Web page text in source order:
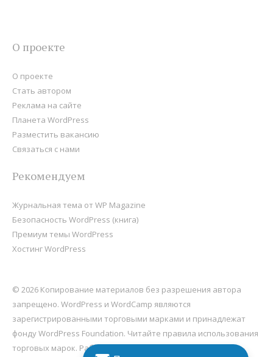
О проекте
О проекте
Стать автором
Реклама на сайте
Планета WordPress
Разместить вакансию
Связаться с нами
Рекомендуем
Журнальная тема от WP Magazine
Безопасность WordPress (книга)
Премиум темы WordPress
Хостинг WordPress
© 2026 Копирование материалов без разрешения автора
запрещено. WordPress и WordCamp являются
зарегистрированными торговыми марками и принадлежат
фондуWordPress Foundation. Читайте правила использования
торговых марок. Работает наWordPress, хостится на